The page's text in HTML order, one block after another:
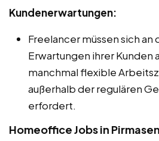
Kundenerwartungen:
Freelancer müssen sich
Erwartungen ihrer Kunden
manchmal flexible
außerhalb der regulären
erfordert.
Homeoffice Jobs in